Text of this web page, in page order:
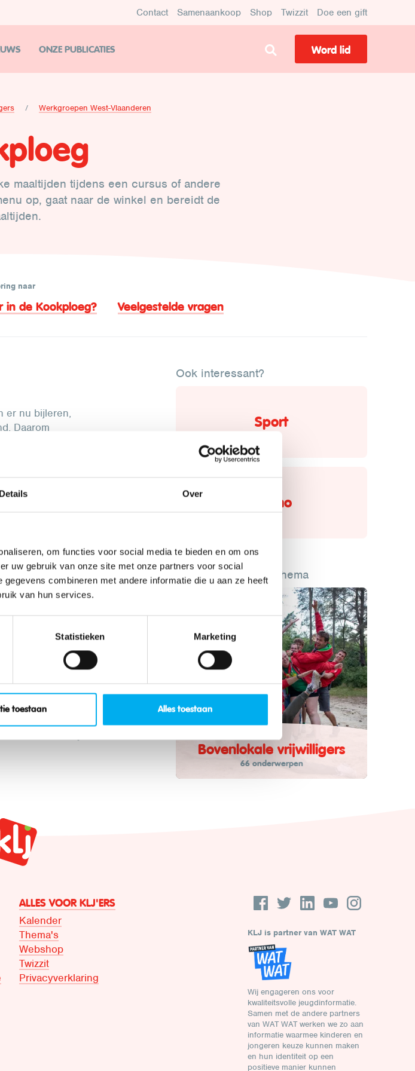
Details Over
om functies voor social media te bieden en om ons
uw gebruik van onze site met onze partners voor social
combineren met andere informatie die u aan ze heeft
van hun services.
Statistieken Marketing
toestaan Alles toestaan
Contact Samenaankoop Shop Twizzit Doe een gift
ONZE PUBLICATIES Word lid
Werkgroepen West-Vlaanderen
maaltijden tijdens een cursus of andere
op, gaat naar de winkel en bereidt de
naar
in de Kookploeg? Veelgestelde vragen
er nu bijleren,
Daarom
maaltijd
Ze gaan naar de
en
In deze
tijd in te hoeven
helpen als er
Ook interessant?
Sport
Promo
Lees meer over dit thema
Bovenlokale vrijwilligers
66 onderwerpen
ALLES VOOR KLJ'ERS
Kalender
Thema's
Webshop
Twizzit
Privacyverklaring
KLJ is partner van WAT WAT
Wij engageren ons voor
kwaliteitsvolle jeugdinformatie.
Samen met de andere partners
van WAT WAT werken we zo aan
informatie waarmee kinderen en
jongeren keuze kunnen maken
en hun identiteit op een
positieve manier kunnen